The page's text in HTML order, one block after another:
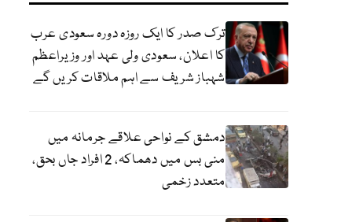
ترک صدر کا ایک روزہ دورہ سعودی عرب
کا اعلان، سعودی ولی عہد اور وزیراعظم
شہباز شریف سے اہم ملاقات کریں گے
دمشق کے نواحی علاقے جرمانہ میں
منی بس میں دھماکہ، 2 افراد جاں بحق،
متعدد زخمی